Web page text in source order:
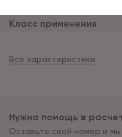
Класс применения
Все характеристики
Нужна помощь в
Оставьте свой номер и